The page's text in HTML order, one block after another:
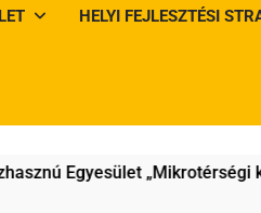
HELYI FEJLESZTÉSI
„Mikrotérségi